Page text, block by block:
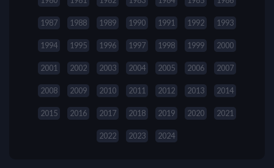
1987 1988 1989 1990 1991 1992 1993
1994 1995 1996 1997 1998 1999 2000
2001 2002 2003 2004 2005 2006 2007
2008 2009 2010 2011 2012 2013 2014
2015 2016 2017 2018 2019 2020 2021
2022 2023 2024